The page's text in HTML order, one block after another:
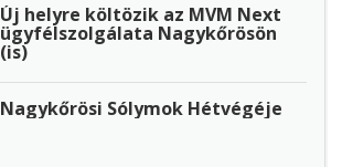
Új helyre költözik az MVM Next
ügyfélszolgálata Nagykőrösön
(is)
Nagykőrösi Sólymok Hétvégéje